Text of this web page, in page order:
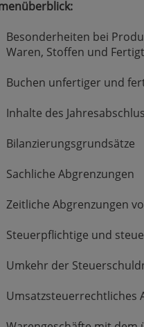
Besonderheiten bei
Waren, Stoffen und
Buchen unfertiger und
Inhalte des
Bilanzierungsgrundsätze
Sachliche Abgrenzungen
Zeitliche Abgrenzungen
Steuerpflichtige und
Umkehr der
Umsatzsteuerrechtliches